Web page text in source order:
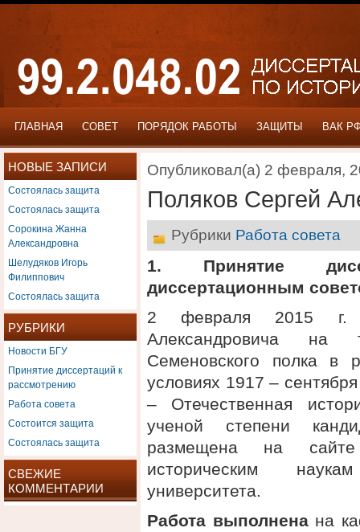
ГЛАВНАЯ СОВЕТ ПОРЯДОК РАБОТЫ ЗАЩИТЫ ВАК
НОВЫЕ ЗАПИСИ
Состоялась защита
Состоялась защита
Сорокина Жанна
Александровна
Шелудяков Игорь
Филиппович
Состоялась защита
РУБРИКИ
Новости БГУ
Принятие диссертаций к
рассмотрению
Работа совета
Состоится защита
Состоялась защита
СВЕЖИЕ
КОММЕНТАРИИ
Опубликовал(а) 2 февраля,
Поляков Сергей
Рубрики Работа совета
1. Принятие
диссертационным
2 февраля 2015 г.
Александровича на
Семеновского полка в
условиях 1917 –
– Отечественная
ученой степени
размещена на сайте
историческим
университета.
Работа выполненана